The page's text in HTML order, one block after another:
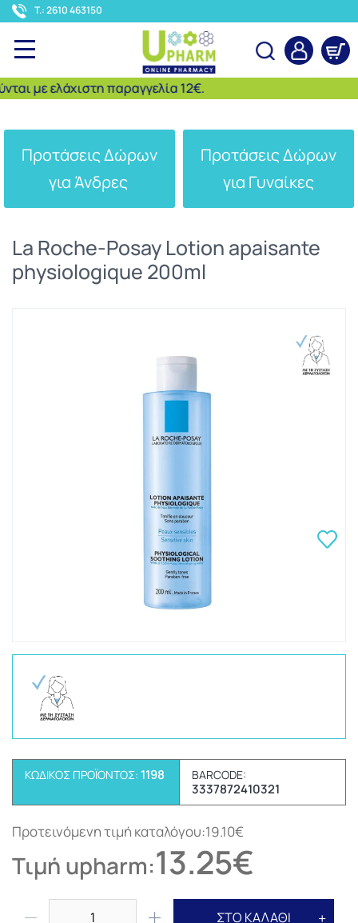
T.: 2610 463150
με ελάχιστη παραγγελία 12€.
Αναζήτηση
Προτάσεις Δώρων
για Άνδρες
Προτάσεις Δώρων
για Γυναίκες
La Roche-Posay Lotion apaisante
physiologique 200ml
ΚΩΔΙΚΌΣ ΠΡΟΪΌΝΤΟΣ: 1198 BARCODE:
3337872410321
Προτεινόμενη τιμή καταλόγου:19.10€
Τιμή upharm:13.25€
ΣΤΟ ΚΑΛΑΘΙ